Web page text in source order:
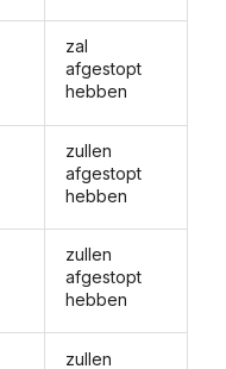
zal
afgestopt
hebben
zullen
afgestopt
hebben
zullen
afgestopt
hebben
zullen